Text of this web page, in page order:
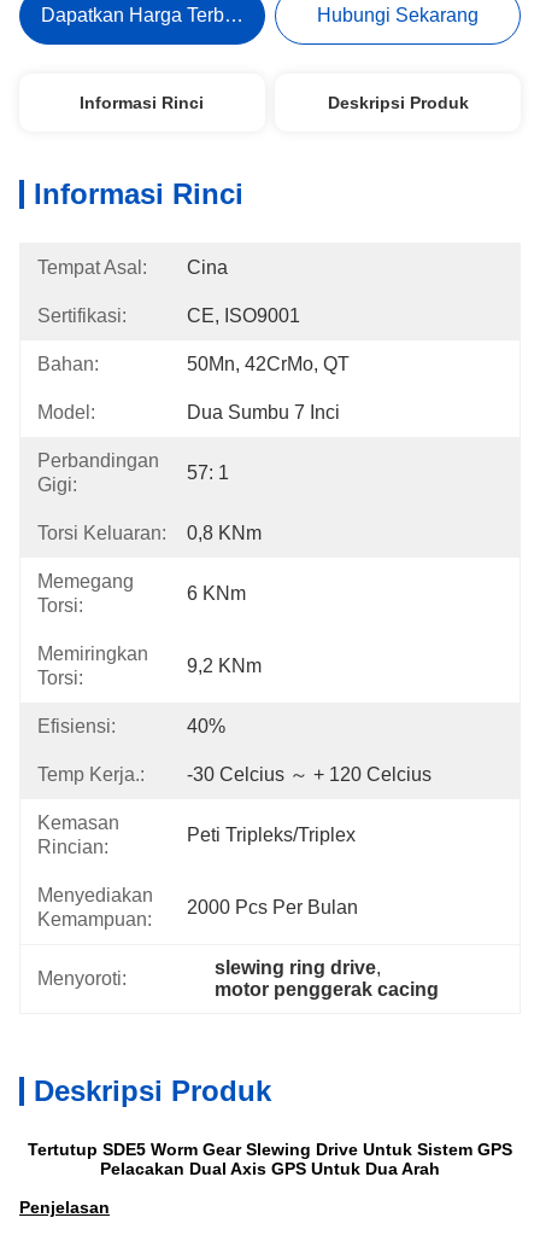
Dapatkan Harga Terbaik Hubungi Sekarang
Informasi Rinci Deskripsi Produk
Informasi Rinci
Tempat Asal: Cina
Sertifikasi: CE, ISO9001
Bahan: 50Mn, 42CrMo, QT
Model: Dua Sumbu 7 Inci
Perbandingan
Gigi:
57: 1
Torsi Keluaran: 0,8 KNm
Memegang
Torsi:
6 KNm
Memiringkan
Torsi:
9,2 KNm
Efisiensi: 40%
Temp Kerja.: -30 Celcius ～ + 120 Celcius
Kemasan
Rincian:
Peti Tripleks/Triplex
Menyediakan
Kemampuan:
2000 Pcs Per Bulan
Menyoroti:
slewing ring drive,
motor penggerak cacing
Deskripsi Produk
Tertutup SDE5 Worm Gear Slewing Drive Untuk Sistem GPS
Pelacakan Dual Axis GPS Untuk Dua Arah
Penjelasan